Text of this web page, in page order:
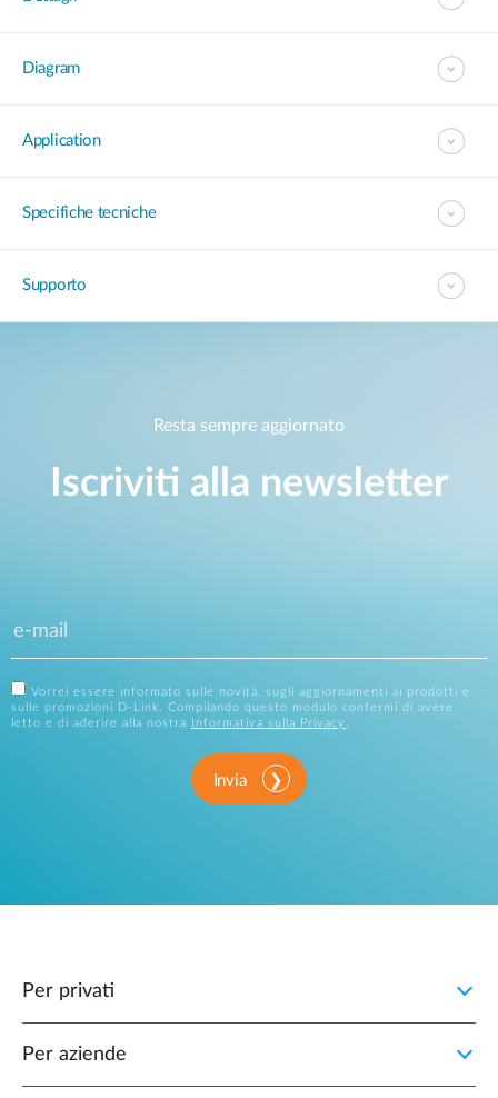
Diagram
Application
Specifiche tecniche
Supporto
Resta sempre aggiornato
Iscriviti alla newsletter
Vorrei essere informato sulle novità, sugli aggiornamenti ai prodotti e
sulle promozioni D-Link. Compilando questo modulo confermi di avere
letto e di aderire alla nostra
Informativa sulla Privacy .
Invia
Per privati
Per aziende